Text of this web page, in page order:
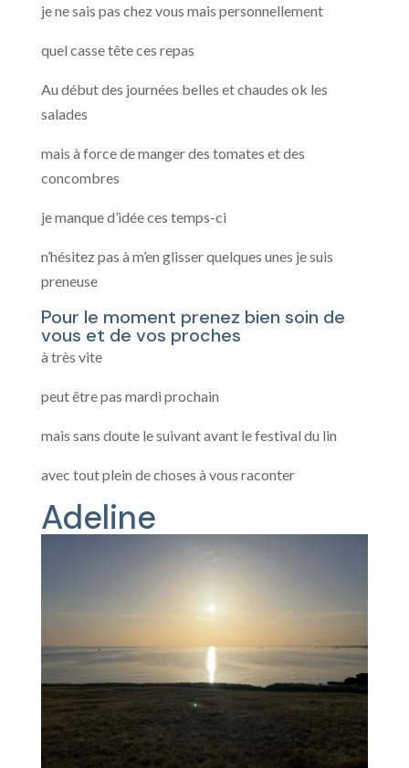
je ne sais pas chez vous mais personnellement
quel casse tête ces repas
Au début des journées belles et chaudes ok les
salades
mais à force de manger des tomates et des
concombres
je manque d’idée ces temps-ci
n’hésitez pas à m’en glisser quelques unes je suis
preneuse
Pour le moment prenez bien soin de
vous et de vos proches
à très vite
peut être pas mardi prochain
mais sans doute le suivant avant le festival du lin
avec tout plein de choses à vous raconter
Adeline